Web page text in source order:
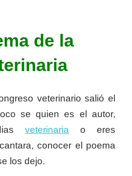
de la
veterinario salió el
se quien es el autor,
veterinaria o eres
conocer el poema
los dejo.